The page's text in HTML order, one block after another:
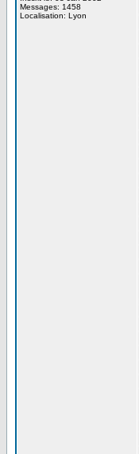
Messages: 1458
Localisation: Lyon